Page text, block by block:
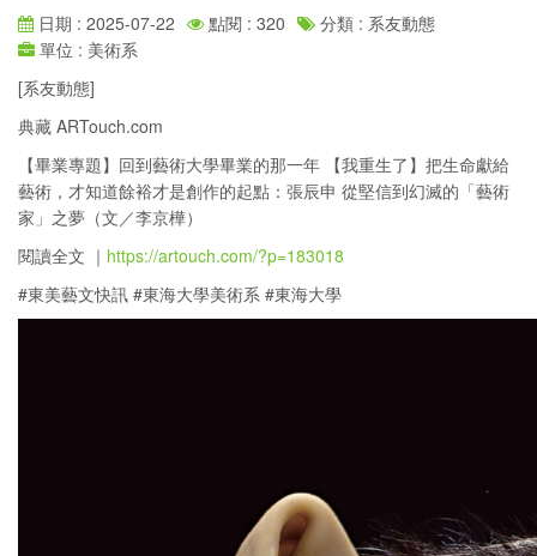
日期 : 2025-07-22 點閱 : 320
分類 : 系友動態
單位 : 美術系
[系友動態]
典藏 ARTouch.com
【畢業專題】回到藝術大學畢業的那一年 【我重生了】把生命獻給
藝術，才知道餘裕才是創作的起點：張辰申 從堅信到幻滅的「藝術
家」之夢（文／李京樺）
閱讀全文 ｜ https://artouch.com/?p=183018
#東美藝文快訊 #東海大學美術系 #東海大學